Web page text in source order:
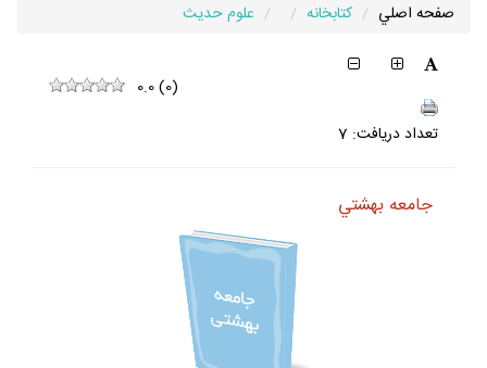
صفحه اصلي كتابخانه علوم حديث
0.0(0)
تعداد دريافت: 7
جامعه بهشتي